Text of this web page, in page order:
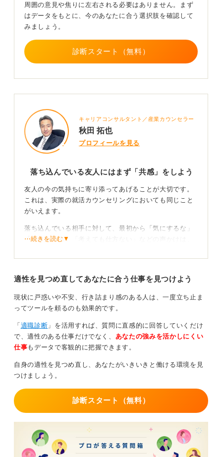
もし同じ立場であれば、「私も同じだから一緒に頑張ろ
周囲の意見や焦りに左右される必要はありません。まず
はデータをもとに、今のあなたに合う選択肢を確認して
みましょう。
診断スタート（無料）
キャリアコンサルタント／産業カウンセラー
秋田 拓也
プロフィールを見る
落ち込んでいる友人にはまず「共感」をしよう
友人の今の気持ちに寄り添ってあげることが大切です。
これは、実際の就活カウンセリングにおいても同じこと
がいえます。
落ち込んでいる相手に対して、最初から「気にするな」
「あきらめろ」「考えても仕方ない」などの声かけは、
して欲しいと思っているからです。
たとえば「あれだけ志望していた企業がダメだったんだ
よ」という言葉で、つらい気持ちを一緒に味わってあげ
てください。
つらい気持ちを受け止める姿勢が次の前向きな一歩
につながる
相手の気持ちに共感し、本人から「これからどうしよ
う」「どうすれば良い」などの助けが求められる状態に
なった段階で、次の行動などのアドバイスをしてあげて
ください。この段階になるには、一定の時間が必要であ
るため、焦らずに友人の様子を見守ってあげましょう。
もし、友人から背中を押して欲しいような感じを受け取
ったなら「気にしていても前に進まないよ」とか「行動
すればチャンスはあるよ」といった前向きな言葉をかけ
⋯続きを読む▼
適性を見つめ直してあなたに合う仕事を見つけよう
現状に戸惑いや不安、行き詰まり感のある人は、一度立ち止ま
ってツールを頼るのも効果的です。
「 適職診断 」を活用すれば、質問に直感的に回答していくだけ
で、適性のある仕事だけでなく、 あなたの強みを活かしにくい
仕事もデータで客観的に把握できます。
自身の適性を見つめ直し、あなたがいきいきと働ける環境を見
つけましょう。
診断スタート（無料）